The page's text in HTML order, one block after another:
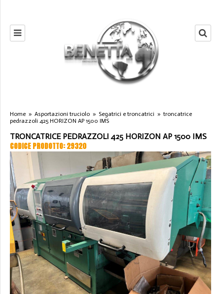
Home » Asportazioni truciolo » Segatrici e troncatrici »troncatrice
pedrazzoli 425 HORIZON AP 1500 IMS
TRONCATRICE PEDRAZZOLI 425 HORIZON AP 1500 IMS
CODICE PRODOTTO: 29320